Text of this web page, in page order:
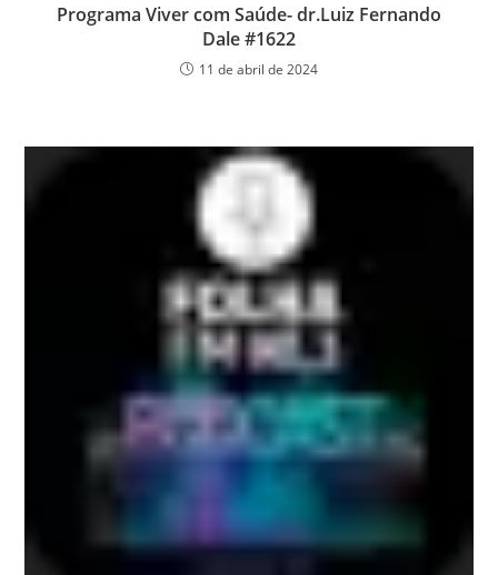
Programa Viver com Saúde- dr.Luiz Fernando
Dale #1622
11 de abril de 2024